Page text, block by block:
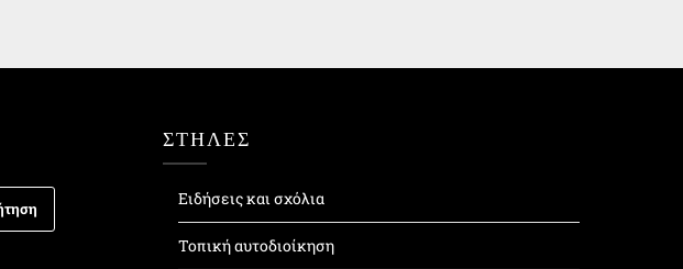
ΣΤΗΛΕΣ
Ειδήσεις και σχόλια
Τοπική αυτοδιοίκηση